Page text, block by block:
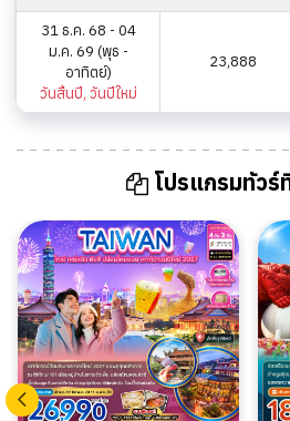
31 ธ.ค. 68 - 04
ม.ค. 69 (พุธ -
อาทิตย์)
วันสิ้นปี, วันปีใหม่
23,888
โปรแกรมทัวร์